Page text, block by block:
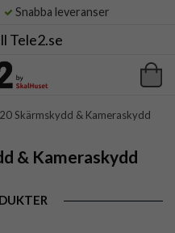
Snabba leveranser
Tele2.se
Skärmskydd & Kameraskydd
& Kameraskydd